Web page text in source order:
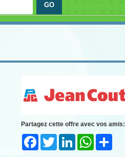
Partagez cette offre avec vos amis:
FacebookTwitter LinkedInWhatsApp